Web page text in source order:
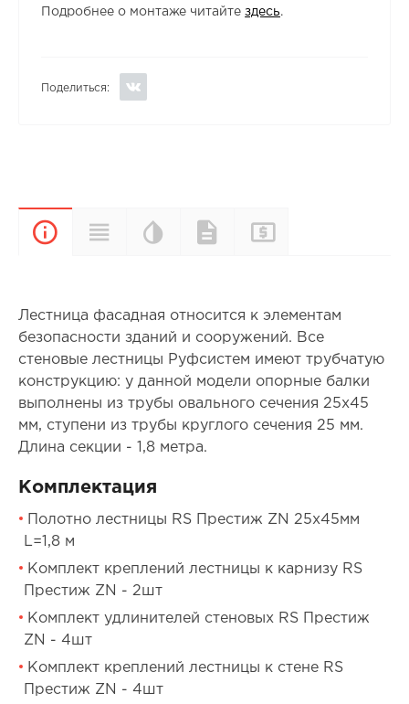
Подробнее о монтаже читайтездесь.
Поделиться:
ОписаниеХарактеристики
Цветовая
палитра
Документы
Лестница фасадная относится к элементам
безопасности зданий и сооружений. Все
стеновые лестницы Руфсистем имеют трубчатую
конструкцию: у данной модели опорные балки
выполнены из трубы овального сечения 25х45
мм, ступени из трубы круглого сечения 25 мм.
Длина секции - 1,8 метра.
Комплектация
Полотно лестницы RS Престиж ZN 25х45мм
L=1,8 м
Комплект креплений лестницы к карнизу RS
Престиж ZN - 2шт
Комплект удлинителей стеновых RS Престиж
ZN - 4шт
Комплект креплений лестницы к стене RS
Престиж ZN - 4шт